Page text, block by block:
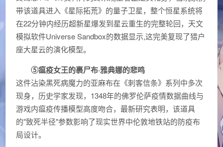
带该道具进入《星际拓荒》的量子卫星，整个恒星系统将
在22分钟内经历超新星爆发到星云重生的完整轮回，天文
模拟软件Universe Sandbox的数据显示,这完美复现了猎户
座大星云的演化模型。
⑤瘟疫女王的裹尸布·雅典娜的悲鸣
这件沾染黑死病魔力的亚麻布在《刺客信条》系列中多次
现身，历史学家发现，1348年的佛罗伦萨疫情数据曲线与
游戏内瘟疫传播模型高度吻合，最新研究表明，该道具
的"致死半径"参数影响了现实世界中伦敦地铁站的防疫布
局设计。